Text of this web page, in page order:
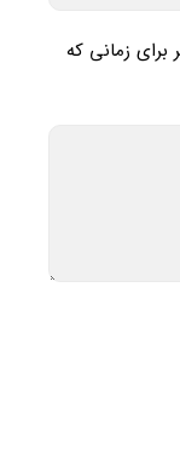
برای زمانی که